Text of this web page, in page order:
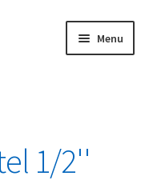
Menu
1/2''